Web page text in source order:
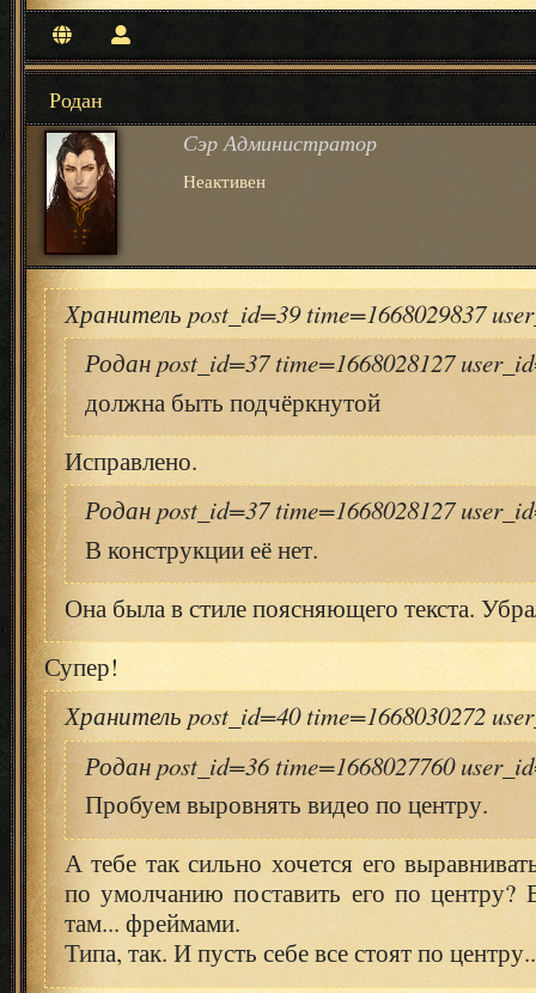
Родан
Сэр Администратор
Неактивен
Хранитель post_id=39 time=1668029837
Родан post_id=37 time=1668028127
должна быть подчёркнутой
Исправлено.
Родан post_id=37 time=1668028127
В конструкции её нет.
Она была в стиле поясняющего текста.
Супер!
Хранитель post_id=40 time=1668030272
Родан post_id=36 time=1668027760
Пробуем выровнять видео по центру.
А тебе так сильно хочется его
по умолчанию поставить его по центру?
там... фреймами.
Типа, так. И пусть себе все стоят по